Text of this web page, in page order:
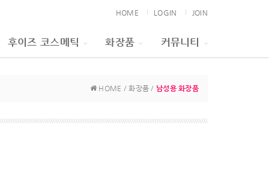
HOME LOGIN JOIN
후이즈 코스메틱 화장품 커뮤니티
HOME / 화장품 / 남성용 화장품